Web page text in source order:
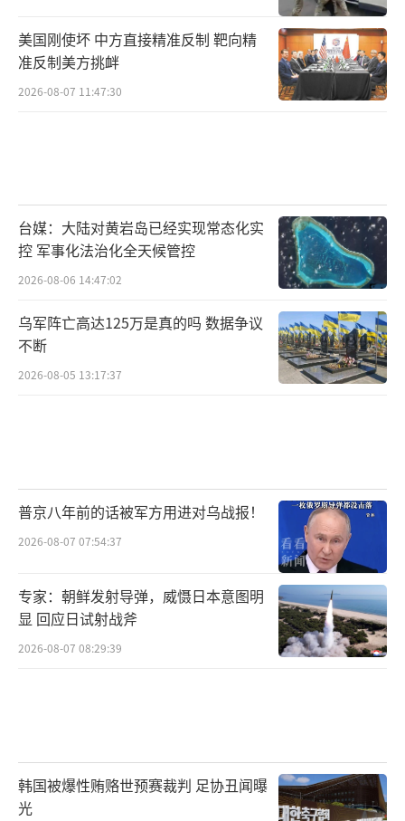
美国刚使坏 中方直接精准反制 靶向精
准反制美方挑衅
2026-08-07 11:47:30
台媒：大陆对黄岩岛已经实现常态化实
控 军事化法治化全天候管控
2026-08-06 14:47:02
乌军阵亡高达125万是真的吗 数据争议
不断
2026-08-05 13:17:37
普京八年前的话被军方用进对乌战报！
2026-08-07 07:54:37
专家：朝鲜发射导弹，威慑日本意图明
显 回应日试射战斧
2026-08-07 08:29:39
韩国被爆性贿赂世预赛裁判 足协丑闻曝
光